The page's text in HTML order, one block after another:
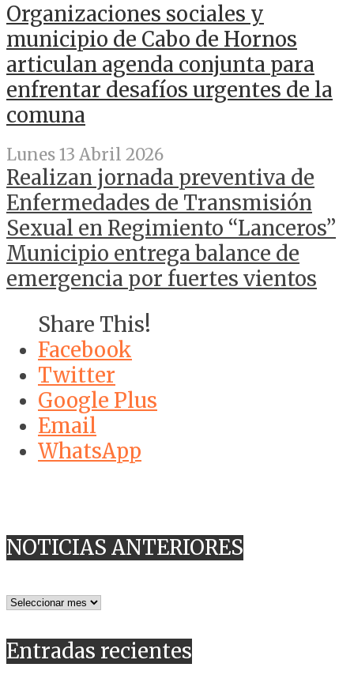
Organizaciones sociales y
municipio de Cabo de Hornos
articulan agenda conjunta para
enfrentar desafíos urgentes de la
comuna
Lunes 13 Abril 2026
Realizan jornada preventiva de
Enfermedades de Transmisión
Sexual en Regimiento “Lanceros”
Municipio entrega balance de
emergencia por fuertes vientos
Share This!
Facebook
Twitter
Google Plus
Email
WhatsApp
NOTICIAS ANTERIORES
NOTICIAS
Entradas recientes